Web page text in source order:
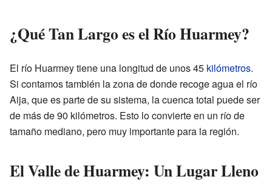
¿Qué Tan Largo es el Río Huarmey?
El río Huarmey tiene una longitud de unos 45 kilómetros.
Si contamos también la zona de donde recoge agua el río
Aija, que es parte de su sistema, la cuenca total puede ser
de más de 90 kilómetros. Esto lo convierte en un río de
tamaño mediano, pero muy importante para la región.
El Valle de Huarmey: Un Lugar Lleno